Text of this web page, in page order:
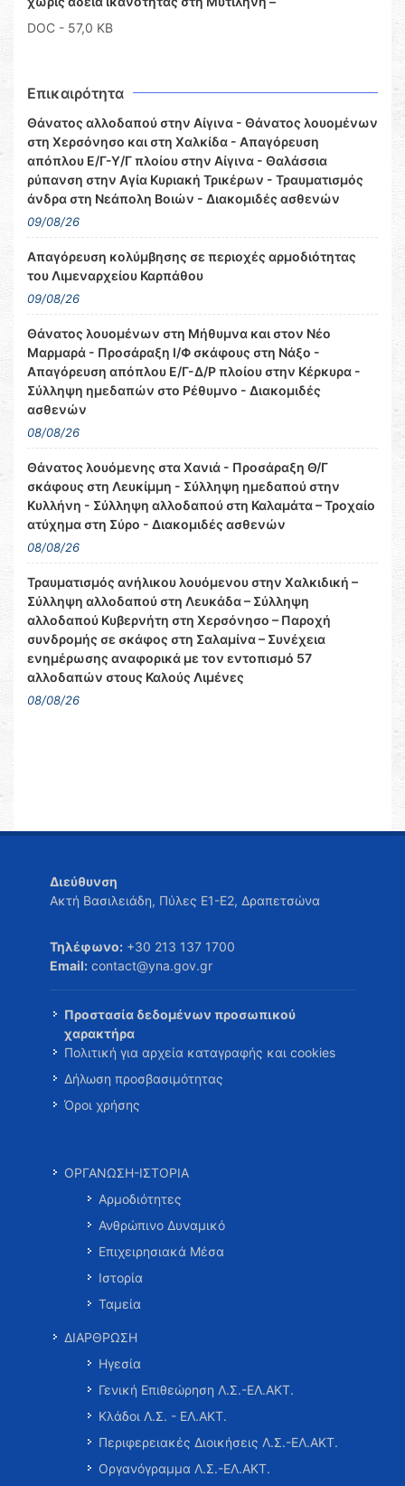
DOC - 57,0 KB
Επικαιρότητα
Θάνατος αλλοδαπού στην Αίγινα - Θάνατος λουομένων
στη Χερσόνησο και στη Χαλκίδα - Απαγόρευση
απόπλου Ε/Γ-Υ/Γ πλοίου στην Αίγινα - Θαλάσσια
ρύπανση στην Αγία Κυριακή Τρικέρων - Τραυματισμός
άνδρα στη Νεάπολη Βοιών - Διακομιδές ασθενών
09/08/26
Απαγόρευση κολύμβησης σε περιοχές αρμοδιότητας
του Λιμεναρχείου Καρπάθου
09/08/26
Θάνατος λουομένων στη Μήθυμνα και στον Νέο
Μαρμαρά - Προσάραξη Ι/Φ σκάφους στη Νάξο -
Απαγόρευση απόπλου Ε/Γ-Δ/Ρ πλοίου στην Κέρκυρα -
Σύλληψη ημεδαπών στο Ρέθυμνο - Διακομιδές
ασθενών
08/08/26
Θάνατος λουόμενης στα Χανιά - Προσάραξη Θ/Γ
σκάφους στη Λευκίμμη - Σύλληψη ημεδαπού στην
Κυλλήνη - Σύλληψη αλλοδαπού στη Καλαμάτα – Τροχαίο
ατύχημα στη Σύρο - Διακομιδές ασθενών
08/08/26
Τραυματισμός ανήλικου λουόμενου στην Χαλκιδική –
Σύλληψη αλλοδαπού στη Λευκάδα – Σύλληψη
αλλοδαπού Κυβερνήτη στη Χερσόνησο – Παροχή
συνδρομής σε σκάφος στη Σαλαμίνα – Συνέχεια
ενημέρωσης αναφορικά με τον εντοπισμό 57
αλλοδαπών στους Καλούς Λιμένες
08/08/26
Διεύθυνση
Ακτή Βασιλειάδη, Πύλες Ε1-Ε2, Δραπετσώνα
Τηλέφωνο: +30 213 137 1700
Email: contact@yna.gov.gr
Προστασία δεδομένων προσωπικού
χαρακτήρα
Πολιτική για αρχεία καταγραφής και cookies
Δήλωση προσβασιμότητας
Όροι χρήσης
ΟΡΓΑΝΩΣΗ-ΙΣΤΟΡΙΑ
Αρμοδιότητες
Ανθρώπινο Δυναμικό
Επιχειρησιακά Μέσα
Ιστορία
Ταμεία
ΔΙΑΡΘΡΩΣΗ
Ηγεσία
Γενική Επιθεώρηση Λ.Σ.-ΕΛ.ΑΚΤ.
Κλάδοι Λ.Σ. - ΕΛ.ΑΚΤ.
Περιφερειακές Διοικήσεις Λ.Σ.-ΕΛ.ΑΚΤ.
Οργανόγραμμα Λ.Σ.-ΕΛ.ΑΚΤ.